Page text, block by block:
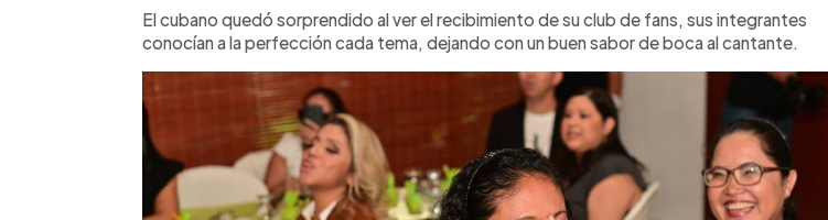
El cubano quedó sorprendido al ver el recibimiento de su club de fans, sus integrantes
conocían a la perfección cada tema, dejando con un buen sabor de boca al cantante.